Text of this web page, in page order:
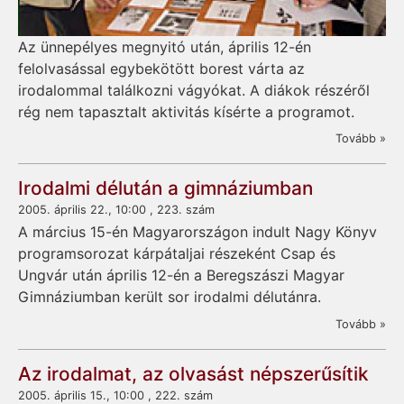
Az ünnepélyes megnyitó után, április 12-én
felolvasással egybekötött borest várta az
irodalommal találkozni vágyókat. A diákok részéről
rég nem tapasztalt aktivitás kísérte a programot.
Tovább »
Irodalmi délután a gimnáziumban
2005. április 22., 10:00 , 223. szám
A március 15-én Magyarországon indult Nagy Könyv
programsorozat kárpátaljai részeként Csap és
Ungvár után április 12-én a Beregszászi Magyar
Gimnáziumban került sor irodalmi délutánra.
Tovább »
Az irodalmat, az olvasást népszerűsítik
2005. április 15., 10:00 , 222. szám